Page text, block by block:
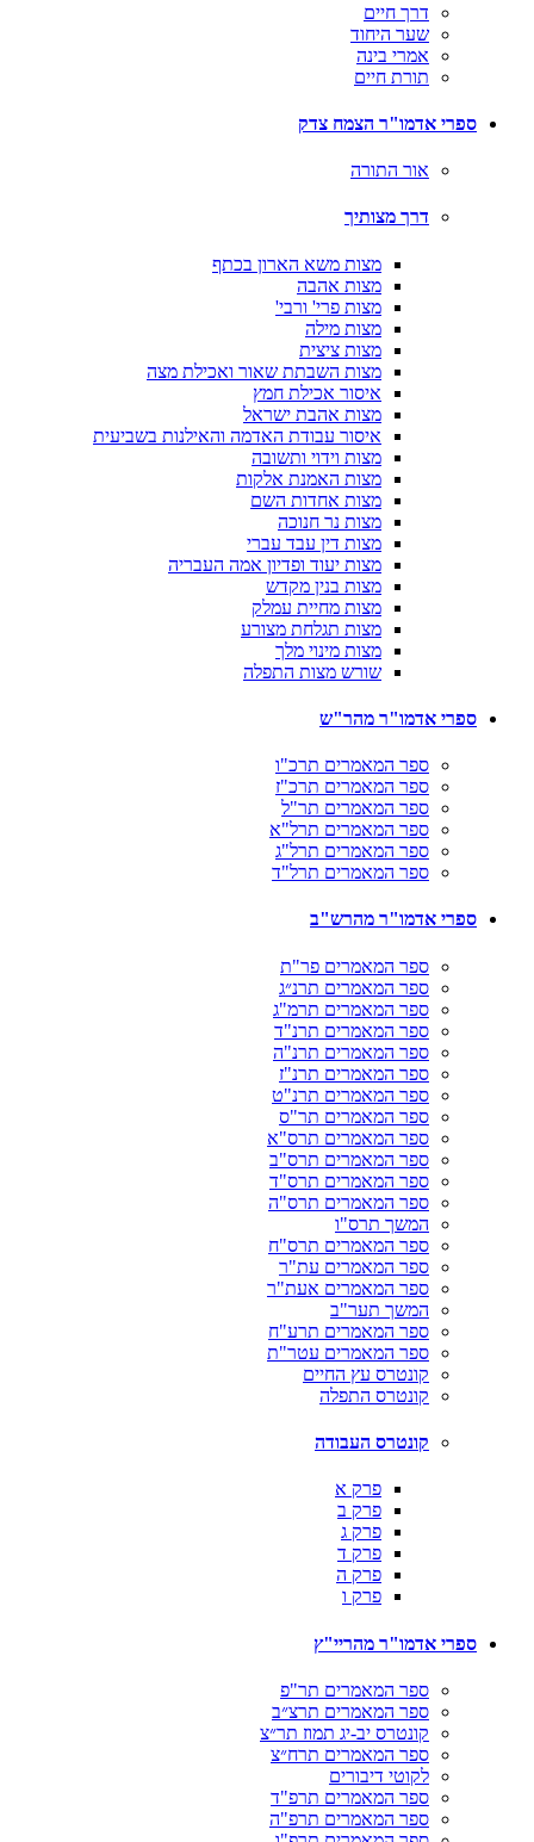
דרך חיים
שער היחוד
אמרי בינה
תורת חיים
ספרי אדמו"ר הצמח צדק
אור התורה
דרך מצותיך
מצות משא הארון בכתף
מצות אהבה
מצות פרי' ורבי'
מצות מילה
מצות ציצית
מצות השבתת שאור ואכילת מצה
איסור אכילת חמץ
מצות אהבת ישראל
איסור עבודת האדמה והאילנות בשביעית
מצות וידוי ותשובה
מצות האמנת אלקות
מצות אחדות השם
מצות נר חנוכה
מצות דין עבד עברי
מצות יעוד ופדיון אמה העבריה
מצות בנין מקדש
מצות מחיית עמלק
מצות תגלחת מצורע
מצות מינוי מלך
שורש מצות התפלה
ספרי אדמו"ר מהר"ש
ספר המאמרים תרכ"ו
ספר המאמרים תרכ"ז
ספר המאמרים תר"ל
ספר המאמרים תרל"א
ספר המאמרים תרל"ג
ספר המאמרים תרל"ד
ספרי אדמו"ר מהרש"ב
ספר המאמרים פר"ת
ספר המאמרים תרנ״ג
ספר המאמרים תרמ"ג
ספר המאמרים תרנ"ד
ספר המאמרים תרנ"ה
ספר המאמרים תרנ"ז
ספר המאמרים תרנ"ט
ספר המאמרים תר"ס
ספר המאמרים תרס"א
ספר המאמרים תרס"ב
ספר המאמרים תרס"ד
ספר המאמרים תרס"ה
המשך תרס"ו
ספר המאמרים תרס"ח
ספר המאמרים עת"ר
ספר המאמרים אעת"ר
המשך תער"ב
ספר המאמרים תרע"ח
ספר המאמרים עטר"ת
קונטרס עץ החיים
קונטרס התפלה
קונטרס העבודה
פרק א
פרק ב
פרק ג
פרק ד
פרק ה
פרק ו
ספרי אדמו"ר מהריי"ץ
ספר המאמרים תר"פ
ספר המאמרים תרצ״ב
קונטרס יב-יג תמוז תר״צ
ספר המאמרים תרח״צ
לקוטי דיבורים
ספר המאמרים תרפ"ד
ספר המאמרים תרפ"ה